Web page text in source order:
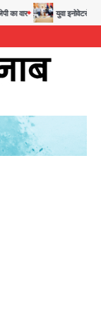
युवा इनोवेटरों की सोच से